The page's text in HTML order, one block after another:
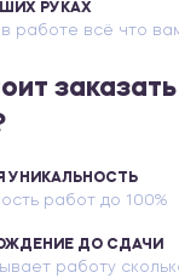
РУКАХ
работе всё что
УНИКАЛЬНОСТЬ
работ до 100%
ДО СДАЧИ
работу